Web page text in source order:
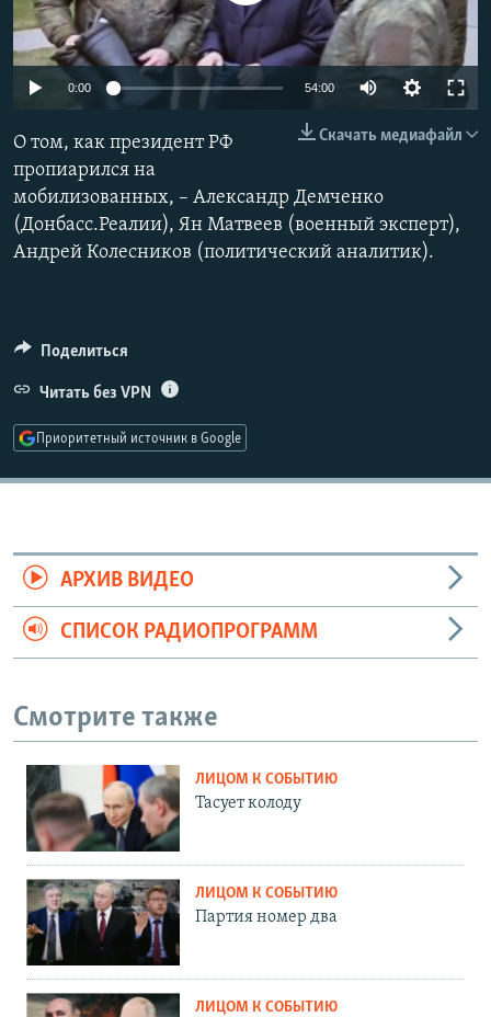
РАСПИСАНИЕ ВЕЩАНИЯ
ПОДПИШИТЕСЬ НА РАССЫЛКУ
Все сайты РСЕ/РС
360p
720p
0:00 54:00
480p
Скачать медиафайл
О том, как президент РФ
пропиарился на
мобилизованных, – Александр Демченко
(Донбасс.Реалии), Ян Матвеев (военный эксперт),
Андрей Колесников (политический аналитик).
Поделиться
Читать без VPN
Приоритетный источник в Google
АРХИВ ВИДЕО
СПИСОК РАДИОПРОГРАММ
Смотрите также
ЛИЦОМ К СОБЫТИЮ
Тасует колоду
ЛИЦОМ К СОБЫТИЮ
Партия номер два
ЛИЦОМ К СОБЫТИЮ